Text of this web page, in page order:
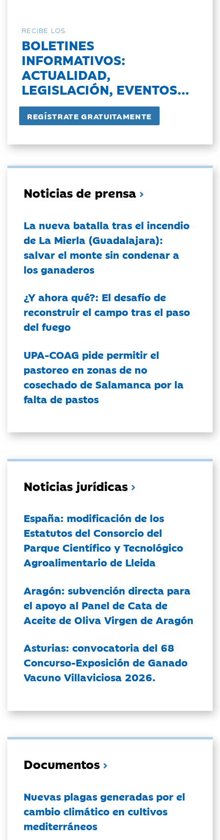
RECIBE LOS
BOLETINES
INFORMATIVOS:
ACTUALIDAD,
LEGISLACIÓN, EVENTOS...
Noticias de prensa
La nueva batalla tras el incendio
de La Mierla (Guadalajara):
salvar el monte sin condenar a
los ganaderos
¿Y ahora qué?: El desafío de
reconstruir el campo tras el paso
del fuego
UPA-COAG pide permitir el
pastoreo en zonas de no
cosechado de Salamanca por la
falta de pastos
Noticias jurídicas
España: modificación de los
Estatutos del Consorcio del
Parque Científico y Tecnológico
Agroalimentario de Lleida
Aragón: subvención directa para
el apoyo al Panel de Cata de
Aceite de Oliva Virgen de Aragón
Asturias: convocatoria del 68
Concurso-Exposición de Ganado
Vacuno Villaviciosa 2026.
Documentos
Nuevas plagas generadas por el
cambio climático en cultivos
mediterráneos